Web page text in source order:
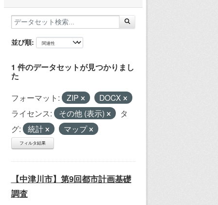
並び順
1 件のデータセットが見つかりまし
た
フォーマット: ZIP
DOCX
ライセンス:
その他 (表示)
タ
グ:
統計 マップ
フィルタ結果
【中津川市】第9回都市計画基礎
調査